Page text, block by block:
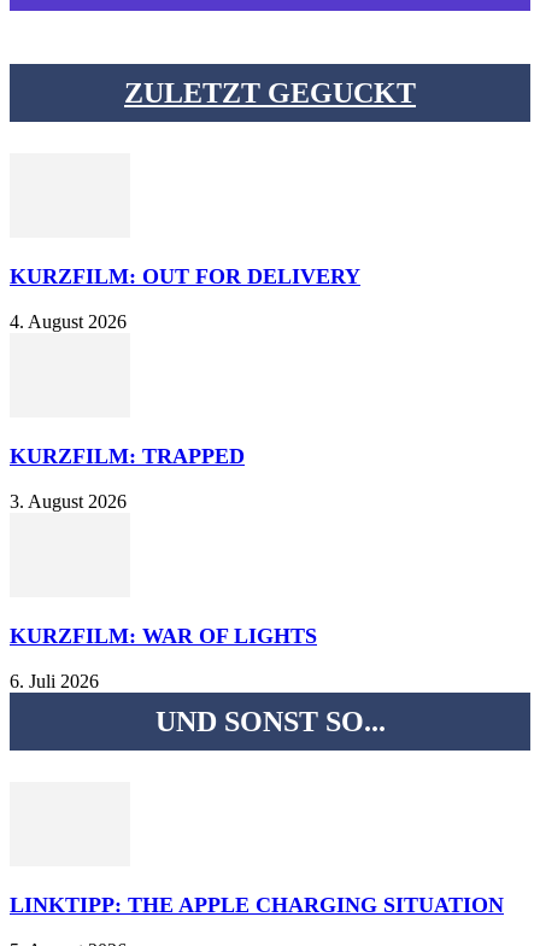
ZULETZT GEGUCKT
KURZFILM: OUT FOR DELIVERY
4. August 2026
KURZFILM: TRAPPED
3. August 2026
KURZFILM: WAR OF LIGHTS
6. Juli 2026
UND SONST SO...
LINKTIPP: THE APPLE CHARGING SITUATION